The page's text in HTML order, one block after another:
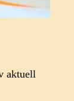
aktuell